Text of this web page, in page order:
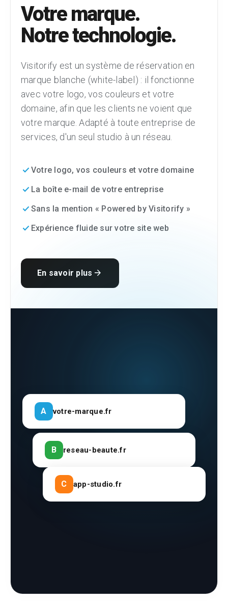
Votre marque.
Notre technologie.
Visitorify est un système de réservation en
marque blanche (white-label) : il fonctionne
avec votre logo, vos couleurs et votre
domaine, afin que les clients ne voient que
votre marque. Adapté à toute entreprise de
services, d'un seul studio à un réseau.
done Votre logo, vos couleurs et votre domaine
done La boîte e-mail de votre entreprise
done Sans la mention « Powered by Visitorify »
done Expérience fluide sur votre site web
En savoir plus arrow_forward
A votre-marque.fr
B reseau-beaute.fr
C app-studio.fr